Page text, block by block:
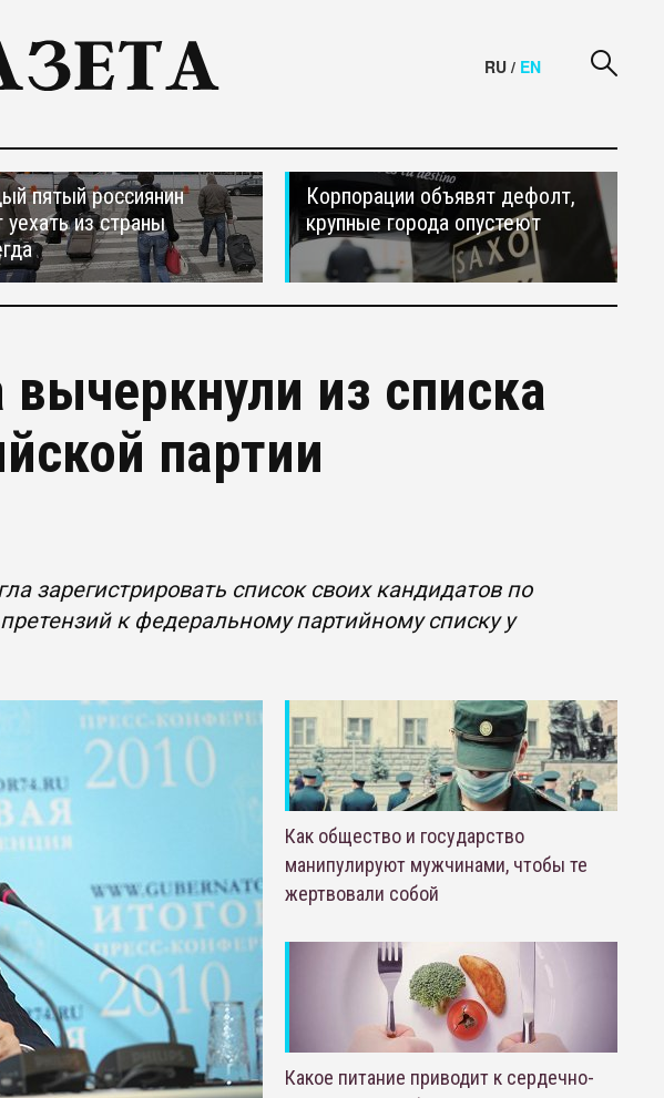
RU / EN
пятый россиянин
уехать из страны
Корпорации объявят дефолт,
крупные города опустеют
из списка
партии
зарегистрировать список своих кандидатов по
к федеральному партийному списку у
Как общество и государство
манипулируют мужчинами, чтобы те
жертвовали собой
Какое питание приводит к сердечно-